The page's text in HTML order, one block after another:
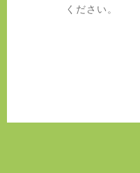
ください。